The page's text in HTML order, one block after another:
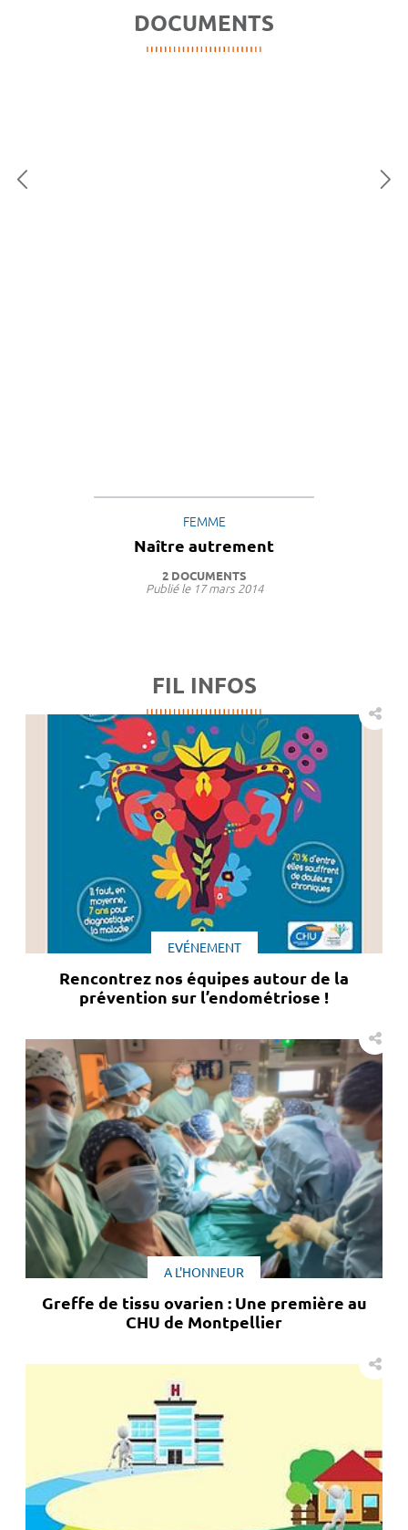
DOCUMENTS
FEMME
Naître autrement
2 DOCUMENTS
Publié le 17 mars 2014
FIL INFOS
EVÉNEMENT
Rencontrez nos équipes autour de la
prévention sur l’endométriose !
A L'HONNEUR
Greffe de tissu ovarien : Une première au
CHU de Montpellier